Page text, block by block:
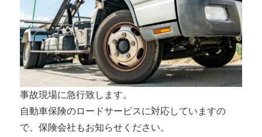
事故現場に急行致します。
自動車保険のロードサービスに対応していますの
で、保険会社もお知らせください。